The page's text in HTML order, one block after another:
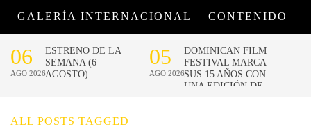
GALERÍA INTERNACIONAL CONTENIDO
ALL POSTS TAGGED